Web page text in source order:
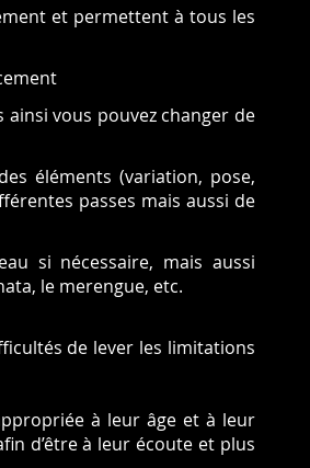
et permettent à tous les
vous pouvez changer de
éléments (variation, pose,
passes mais aussi de
si nécessaire, mais aussi
le merengue, etc.
de lever les limitations
à leur âge et à leur
d’être à leur écoute et plus